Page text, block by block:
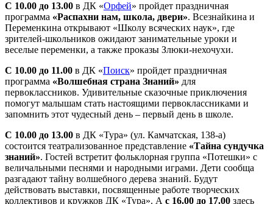
С 10.00 до 13.00 в ДК «Орфей» пройдет праздничная
программа «Распахни нам, школа, двери». Всезнайкина и
Переменкина открывают «Школу всяческих наук», где
зрителей-школьников ожидают занимательные уроки и
веселые переменки, а также проказы Злюки-нехочухи.
С 10.00 до 11.00 в ДК «Поиск» пройдет праздничная
программа «Волшебная страна Знаний» для
первоклассников. Удивительные сказочные приключения
помогут малышам стать настоящими первоклассниками и
запомнить этот чудесный день – первый день в школе.
С 10.00 до 13.00 в ДК «Тура» (ул. Камчатская, 138-а)
состоится театрализованное представление «Тайна сундучка
знаний». Гостей встретит фольклорная группа «Потешки» с
величальными песнями и народными играми. Дети сообща
разгадают тайну волшебного дерева знаний. Будут
действовать выставки, посвященные работе творческих
коллективов и кружков ДК «Тура». А с 16.00 до 17.00 здесь